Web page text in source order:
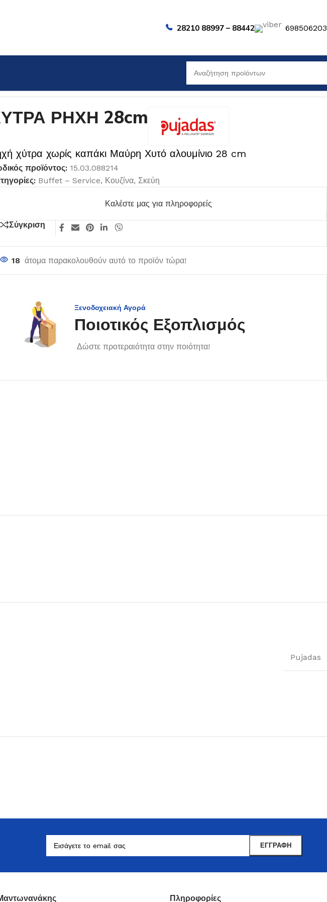
28210 88997 – 88442
Επιτραπέζια Είδη
Ότι χρειάζεστε εδώ !
ΡΗΧΗ 28cm
χύτρα χωρίς καπάκι Μαύρη Χυτό αλουμίνιο 28 cm
προϊόντος: 15.03.088214
Buffet – Service, Κουζίνα, Σκεύη
Καλέστε μας για πληροφορείς
Σύγκριση
18 άτομα παρακολουθούν αυτό το προϊόν τώρα!
Ξενοδοχειακή Αγορά
Ποιοτικός Εξοπλισμός
Δώστε προτεραιότητα στην ποιότητα!
Pujadas
Πληροφορίες